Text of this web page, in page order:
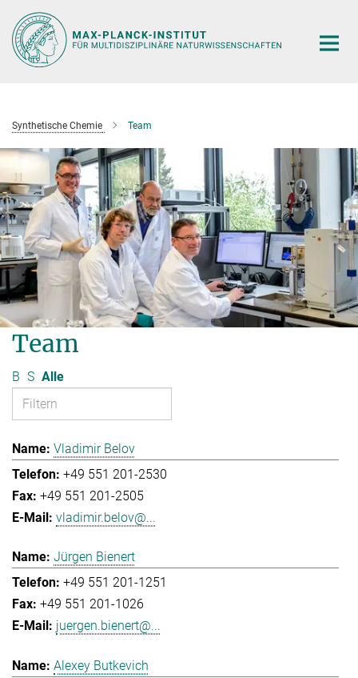
Hauptinhalt
Synthetische Chemie Team
Team
B S Alle
Vladimir Belov
+49 551 201-2530
+49 551 201-2505
vladimir.belov@...
Jürgen Bienert
+49 551 201-1251
+49 551 201-1026
juergen.bienert@...
Alexey Butkevich